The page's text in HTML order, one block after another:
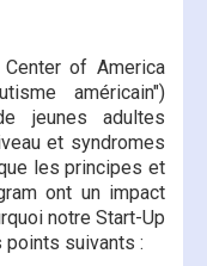
of America
américain")
jeunes adultes
et syndromes
les principes et
ont un impact
notre Start-Up
points suivants :